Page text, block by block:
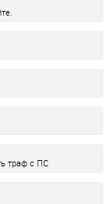
траф с ПС